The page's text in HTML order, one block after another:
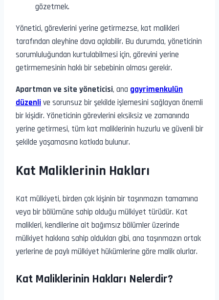
gözetmek.
Yönetici, görevlerini yerine getirmezse, kat malikleri
tarafından aleyhine dava açılabilir. Bu durumda, yöneticinin
sorumluluğundan kurtulabilmesi için, görevini yerine
getirmemesinin haklı bir sebebinin olması gerekir.
Apartman ve site yöneticisi, ana gayrimenkulün
düzenlive sorunsuz bir şekilde işlemesini sağlayan önemli
bir kişidir. Yöneticinin görevlerini eksiksiz ve zamanında
yerine getirmesi, tüm kat maliklerinin huzurlu ve güvenli bir
şekilde yaşamasına katkıda bulunur.
Kat Maliklerinin Hakları
Kat mülkiyeti, birden çok kişinin bir taşınmazın tamamına
veya bir bölümüne sahip olduğu mülkiyet türüdür. Kat
malikleri, kendilerine ait bağımsız bölümler üzerinde
mülkiyet hakkına sahip oldukları gibi, ana taşınmazın ortak
yerlerine de paylı mülkiyet hükümlerine göre malik olurlar.
Kat Maliklerinin Hakları Nelerdir?